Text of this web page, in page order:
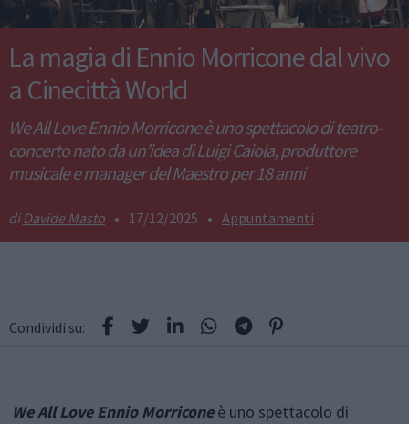
La magia di Ennio Morricone dal vivo
a Cinecittà World
We All Love Ennio Morricone è uno spettacolo di teatro-
concerto nato da un’idea di Luigi Caiola, produttore
musicale e manager del Maestro per 18 anni
Davide Masto • 17/12/2025 • Appuntamenti
Condividi su:
We All Love Ennio Morriconeè uno spettacolo di